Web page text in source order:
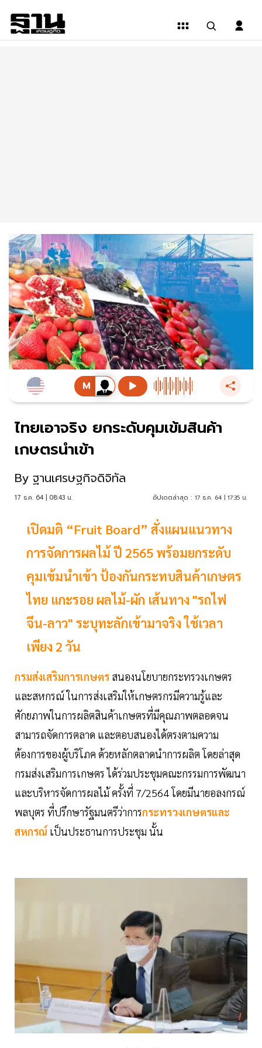
ไทยเอาจริง ยกระดับคุมเข้มสินค้า
เกษตรนำเข้า
By ฐานเศรษฐกิจดิจิทัล
17 ธ.ค. 64 | 08:43 น. อัปเดตล่าสุด : 17 ธ.ค. 64 | 17:35 น.
เปิดมติ “Fruit Board” สั่งแผนแนวทาง
การจัดการผลไม้ ปี 2565 พร้อมยกระดับ
คุมเข้มนำเข้า ป้องกันกระทบสินค้าเกษตร
ไทย แกะรอย ผลไม้-ผัก เส้นทาง "รถไฟ
จีน-ลาว" ระบุทะลักเข้ามาจริง ใช้เวลา
เพียง 2 วัน
กรมส่งเสริมการเกษตร สนองนโยบายกระทรวงเกษตร
และสหกรณ์ ในการส่งเสริมให้เกษตรกรมีความรู้และ
ศักยภาพในการผลิตสินค้าเกษตรที่มีคุณภาพตลอดจน
สามารถจัดการตลาด และตอบสนองได้ตรงตามความ
ต้องการของผู้บริโภค ด้วยหลักตลาดนำการผลิต โดยล่าสุด
กรมส่งเสริมการเกษตร ได้ร่วมประชุมคณะกรรมการพัฒนา
และบริหารจัดการผลไม้ ครั้งที่ 7/2564 โดยมีนายอลงกรณ์
พลบุตร ที่ปรึกษารัฐมนตรีว่าการกระทรวงเกษตรและ
สหกรณ์ เป็นประธานการประชุม นั้น